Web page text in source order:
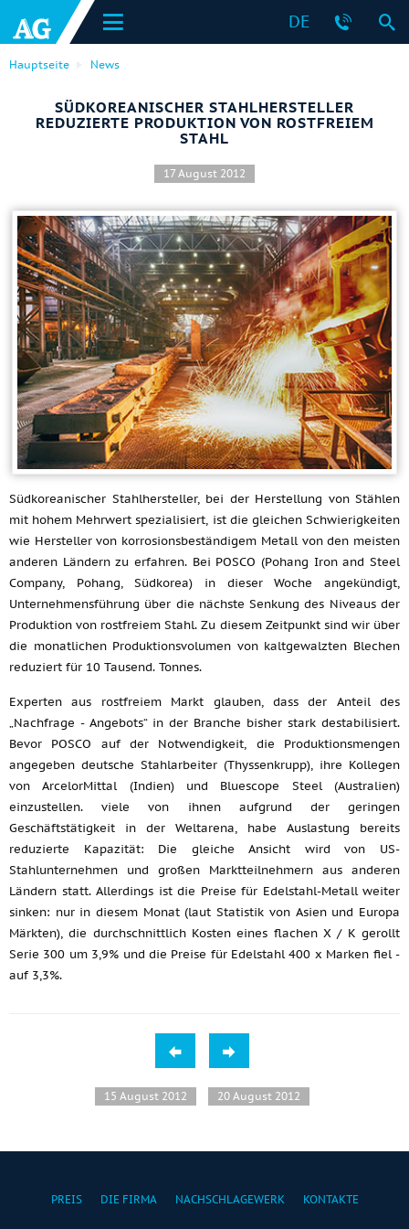
DE
Hauptseite News
SÜDKOREANISCHER STAHLHERSTELLER
REDUZIERTE PRODUKTION VON ROSTFREIEM
STAHL
17 August 2012
Südkoreanischer Stahlhersteller, bei der Herstellung von Stählen
mit hohem Mehrwert spezialisiert, ist die gleichen Schwierigkeiten
wie Hersteller von korrosionsbeständigem Metall von den meisten
anderen Ländern zu erfahren. Bei POSCO (Pohang Iron and Steel
Company, Pohang, Südkorea) in dieser Woche angekündigt,
Unternehmensführung über die nächste Senkung des Niveaus der
Produktion von rostfreiem Stahl. Zu diesem Zeitpunkt sind wir über
die monatlichen Produktionsvolumen von kaltgewalzten Blechen
reduziert für 10 Tausend. Tonnes.
Experten aus rostfreiem Markt glauben, dass der Anteil des
„Nachfrage - Angebots“ in der Branche bisher stark destabilisiert.
Bevor POSCO auf der Notwendigkeit, die Produktionsmengen
angegeben deutsche Stahlarbeiter (Thyssenkrupp), ihre Kollegen
von ArcelorMittal (Indien) und Bluescope Steel (Australien)
einzustellen. viele von ihnen aufgrund der geringen
Geschäftstätigkeit in der Weltarena, habe Auslastung bereits
reduzierte Kapazität: Die gleiche Ansicht wird von US-
Stahlunternehmen und großen Marktteilnehmern aus anderen
Ländern statt. Allerdings ist die Preise für Edelstahl-Metall weiter
sinken: nur in diesem Monat (laut Statistik von Asien und Europa
Märkten), die durchschnittlich Kosten eines flachen X / K gerollt
Serie 300 um 3,9% und die Preise für Edelstahl 400 x Marken fiel -
auf 3,3%.
15 August 2012 20 August 2012
PREIS DIE FIRMA NACHSCHLAGEWERK KONTAKTE